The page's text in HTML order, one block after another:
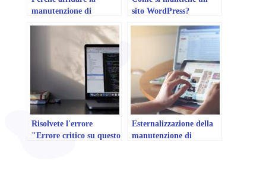
manutenzione di
sito WordPress?
Risolvete l'errore
"Errore critico su questo
Esternalizzazione della
manutenzione di